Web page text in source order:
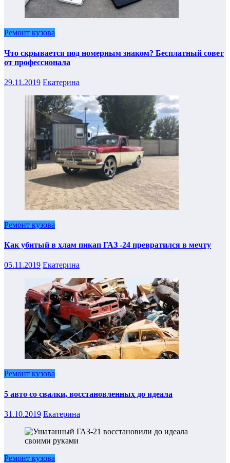
Ремонт кузова
Что скрывается под номерным знаком? Бесплатный совет
от профессионала
29.11.2019 Екатерина
Ремонт кузова
Как убитый в хлам пикап ГАЗ -24 превратился в мечту
05.11.2019 Екатерина
Ремонт кузова
5 авто со свалки, восстановленных до идеала
31.10.2019 Екатерина
Ремонт кузова